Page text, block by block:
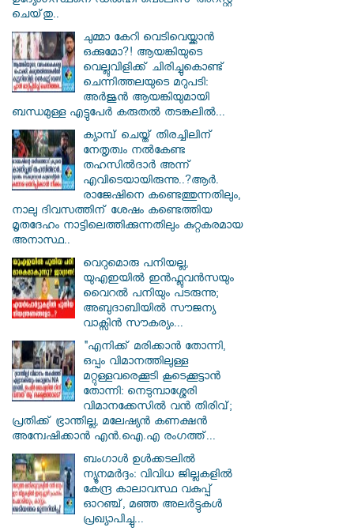
ചെയ്‌തു..
ചുമ്മാ കേറി വെടിവെയ്ക്കാൻ
ഒക്കുമോ?! ആയങ്കിയുടെ
വെല്ലുവിളിക്ക് ചിരിച്ചുകൊണ്ട്
ചെന്നിത്തലയുടെ മറുപടി:
അർജുൻ ആയങ്കിയുമായി
ബന്ധമുള്ള എട്ടുപേർ കരുതൽ തടങ്കലിൽ...
ക്യാമ്പ് ചെയ്ത് തിരച്ചിലിന്
നേതൃത്വം നല്‍കേണ്ട
തഹസില്‍ദാര്‍ അന്ന്
എവിടെയായിരുന്നു..?ആര്‍.
രാജേഷിനെ കണ്ടെത്തുന്നതിലും,
നാലു ദിവസത്തിന് ശേഷം കണ്ടെത്തിയ
മൃതദേഹം നാട്ടിലെത്തിക്കുന്നതിലും കുറ്റകരമായ
അനാസ്ഥ..
വെറുമൊരു പനിയല്ല,
യുഎഇയിൽ ഇൻഫ്ലുവൻസയും
വൈറൽ പനിയും പടരുന്നു;
അബുദാബിയിൽ സൗജന്യ
വാക്സിൻ സൗകര്യം...
"എനിക്ക് മരിക്കാൻ തോന്നി,
ഒപ്പം വിമാനത്തിലുള്ള
മറ്റുള്ളവരെക്കൂടി കൂടെക്കൂട്ടാൻ
തോന്നി: നെടുമ്പാശ്ശേരി
വിമാനക്കേസിൽ വൻ തിരിവ്;
പ്രതിക്ക് ഭ്രാന്തില്ല, മലേഷ്യൻ കണക്ഷൻ
അന്വേഷിക്കാൻ എൻ.ഐ.എ രംഗത്ത്...
ബംഗാൾ ഉൾക്കടലിൽ
ന്യൂനമർദ്ദം: വിവിധ ജില്ലകളിൽ
കേന്ദ്ര കാലാവസ്ഥ വകുപ്പ്
ഓറഞ്ച്, മഞ്ഞ അലർട്ടുകൾ
പ്രഖ്യാപിച്ചു...